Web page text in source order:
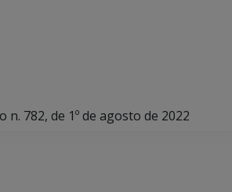
n. 782, de 1º de agosto de 2022